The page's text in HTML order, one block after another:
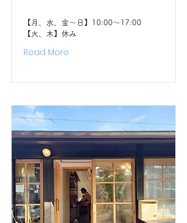
【月、水、金〜日】10:00〜17:00
【火、木】休み
Read More